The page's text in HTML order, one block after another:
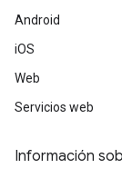
Android
iOS
Web
Servicios web
Información